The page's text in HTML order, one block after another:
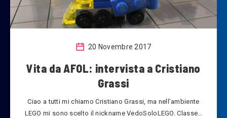
20 Novembre 2017
Vita da AFOL: intervista a Cristiano
Grassi
Ciao a tutti mi chiamo Cristiano Grassi, ma nell’ambiente
LEGO mi sono scelto il nickname VedoSoloLEGO. Classe…